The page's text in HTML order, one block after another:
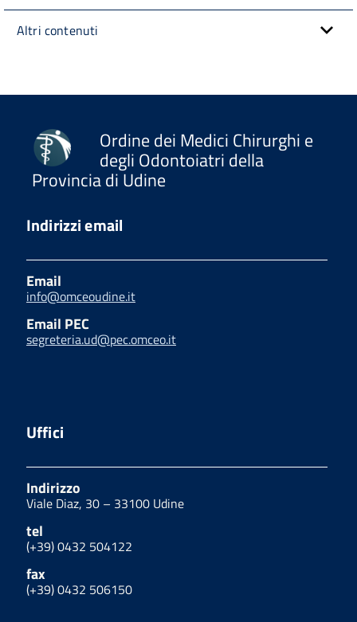
Altri contenuti
Ordine dei Medici Chirurghi e
degli Odontoiatri della
Provincia di Udine
Indirizzi email
Email
info@omceoudine.it
Email PEC
segreteria.ud@pec.omceo.it
Uffici
Indirizzo
Viale Diaz, 30 – 33100 Udine
tel
(+39) 0432 504122
fax
(+39) 0432 506150